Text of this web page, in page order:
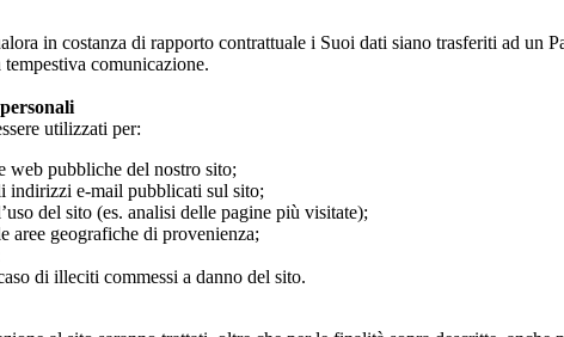
in costanza di rapporto contrattuale i Suoi dati siano trasferiti ad un
comunicazione.
utilizzati per:
web pubbliche del nostro sito;
indirizzi e-mail pubblicati sul sito;
del sito (es. analisi delle pagine più visitate);
aree geografiche di provenienza;
di illeciti commessi a danno del sito.